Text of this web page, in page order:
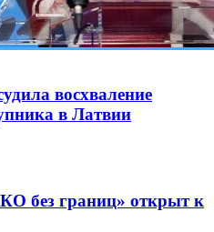
восхваление
в Латвии
без границ» открыт к